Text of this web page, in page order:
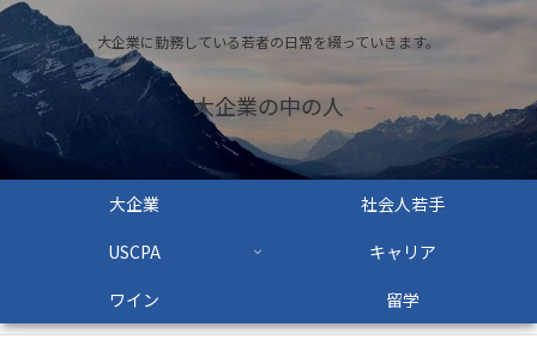
大企業に勤務している若者の日常を綴っていきます。
大企業の中の人
大企業
社会人若手
USCPA
キャリア
ワイン
留学